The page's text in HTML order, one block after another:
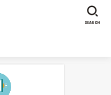
SEARCH